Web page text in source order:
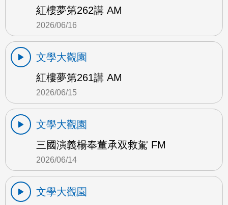
紅樓夢第262講 AM
2026/06/16
文學大觀園
紅樓夢第261講 AM
2026/06/15
文學大觀園
三國演義楊奉董承双救駕 FM
2026/06/14
文學大觀園